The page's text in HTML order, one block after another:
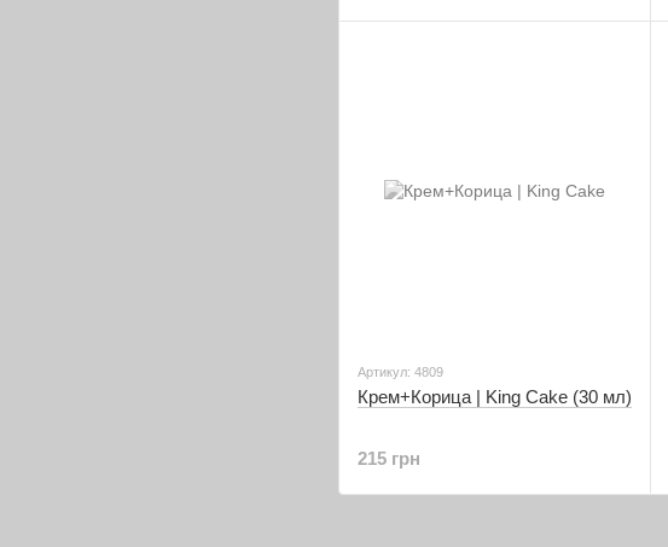
Артикул: 4809
Крем+Корица | King Cake (30 мл)
215 грн